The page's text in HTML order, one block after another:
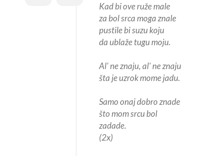
Kad bi ove ruže male
za bol srca moga znale
pustile bi suzu koju
da ublaže tugu moju.
Al' ne znaju, al' ne znaju
šta je uzrok mome jadu.
Samo onaj dobro znade
što mom srcu bol
zadade.
(2x)